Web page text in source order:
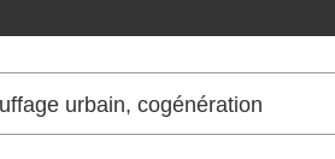
urbain, cogénération